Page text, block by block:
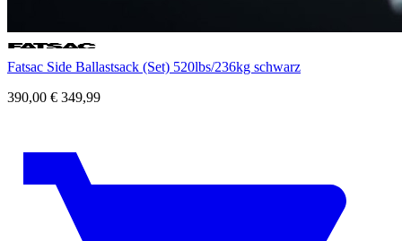
Fatsac Side Ballastsack (Set) 520lbs/236kg schwarz
390,00 € 349,99